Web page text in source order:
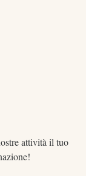
attività il tuo